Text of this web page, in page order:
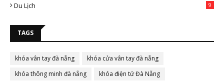
Du Lịch 9
TAGS
khóa vân tay đà nẵng
khóa cửa vân tay đà nẵng
khóa thông minh đà nẵng
khóa điện tử Đà Nẵng